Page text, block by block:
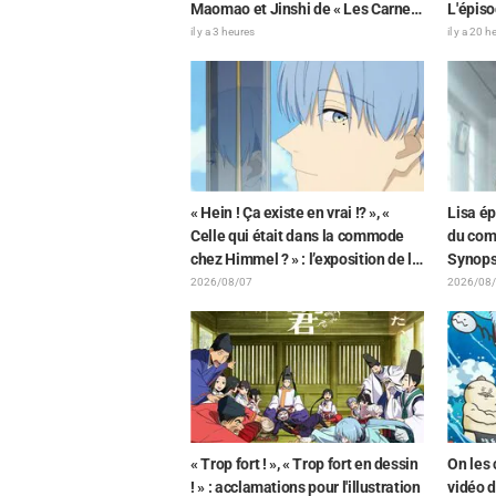
Maomao et Jinshi de « Les Carnets
de l’Apothicaire : Le Film »
figurines élaborées en tenue du
il y a 3 heures il y a 20
« Hein ! Ça existe en vrai !? », «
Celle qui était dans la commode
chez Himmel ? » : l’exposition de la
« corne du Dragon Noir » apparue
laisse les fans stupéfaits
2026/08/07
Lisa
du
2026/
« Trop fort ! », « Trop fort en dessin
! » : acclamations pour l'illustration
On les
vidéo